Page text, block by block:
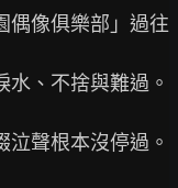
偶像俱樂部」過往
、不捨與難過。
聲根本沒停過。